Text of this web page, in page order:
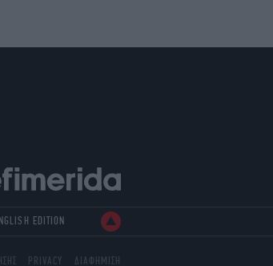
EDITION
PRIVACY ΔΙΑΦΗΜΙΣΗ